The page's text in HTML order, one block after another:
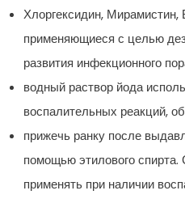
Хлоргексидин, Мирамистин,
применяющиеся с целью
развития инфекционного
водный раствор йода
воспалительных реакций,
прижечь ранку после
помощью этилового спирта.
применять при наличии